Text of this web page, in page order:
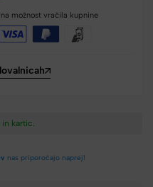
možnost vračila kupnine
4 dneh.​
nas priporočajo naprej!